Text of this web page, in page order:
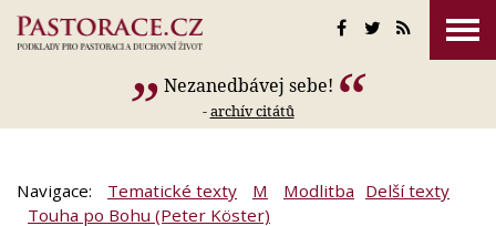
Nezanedbávej sebe!
-archív citátů
Navigace: Tematické texty M Modlitba Delší texty
Touha po Bohu (Peter Köster)